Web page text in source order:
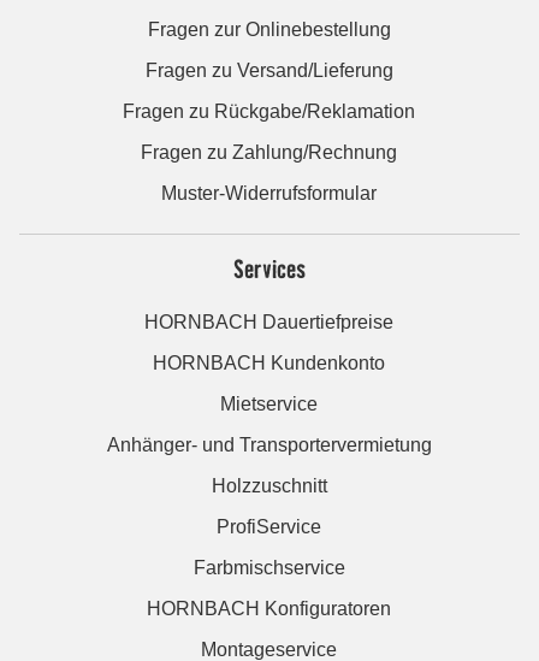
Fragen zur Onlinebestellung
Fragen zu Versand/Lieferung
Fragen zu Rückgabe/Reklamation
Fragen zu Zahlung/Rechnung
Muster-Widerrufsformular
Services
HORNBACH Dauertiefpreise
HORNBACH Kundenkonto
Mietservice
Anhänger- und Transportervermietung
Holzzuschnitt
ProfiService
Farbmischservice
HORNBACH Konfiguratoren
Montageservice